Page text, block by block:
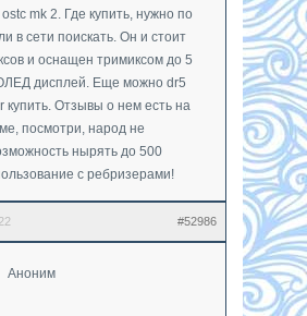
mk 2. Где купить, нужно по
в сети поискать. Он и стоит
и оснащен тримиксом до 5
дисплей. Еще можно dr5
купить. Отзывы о нем есть на
посмотри, народ не
нырять до 500
с ребризерами!
#52986
Аноним